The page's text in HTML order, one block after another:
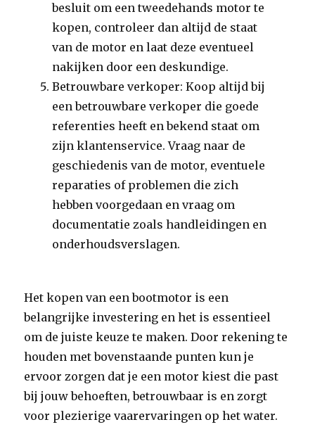
besluit om een tweedehands motor te
kopen, controleer dan altijd de staat
van de motor en laat deze eventueel
nakijken door een deskundige.
Betrouwbare verkoper: Koop altijd bij
een betrouwbare verkoper die goede
referenties heeft en bekend staat om
zijn klantenservice. Vraag naar de
geschiedenis van de motor, eventuele
reparaties of problemen die zich
hebben voorgedaan en vraag om
documentatie zoals handleidingen en
onderhoudsverslagen.
Het kopen van een bootmotor is een
belangrijke investering en het is essentieel
om de juiste keuze te maken. Door rekening te
houden met bovenstaande punten kun je
ervoor zorgen dat je een motor kiest die past
bij jouw behoeften, betrouwbaar is en zorgt
voor plezierige vaarervaringen op het water.